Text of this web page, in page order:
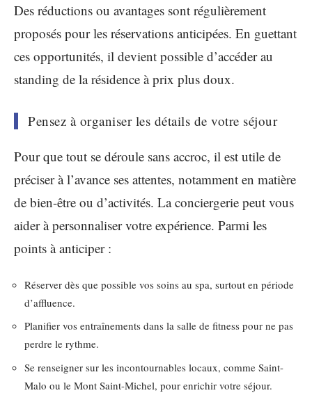
Des réductions ou avantages sont régulièrement
proposés pour les réservations anticipées. En guettant
ces opportunités, il devient possible d’accéder au
standing de la résidence à prix plus doux.
Pensez à organiser les détails de votre séjour
Pour que tout se déroule sans accroc, il est utile de
préciser à l’avance ses attentes, notamment en matière
de bien-être ou d’activités. La conciergerie peut vous
aider à personnaliser votre expérience. Parmi les
points à anticiper :
Réserver dès que possible vos soins au spa, surtout en période
d’affluence.
Planifier vos entraînements dans la salle de fitness pour ne pas
perdre le rythme.
Se renseigner sur les incontournables locaux, comme Saint-
Malo ou le Mont Saint-Michel, pour enrichir votre séjour.